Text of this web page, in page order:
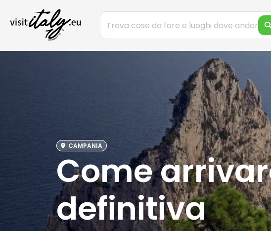
CAMPANIA
Come
definitiva